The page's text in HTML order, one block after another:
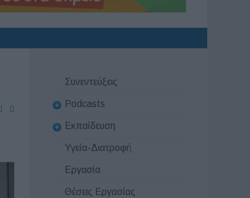
Συνεντεύξεις
Podcasts
Εκπαίδευση
Υγεία-Διατροφή
Εργασία
Θέσεις Εργασίας